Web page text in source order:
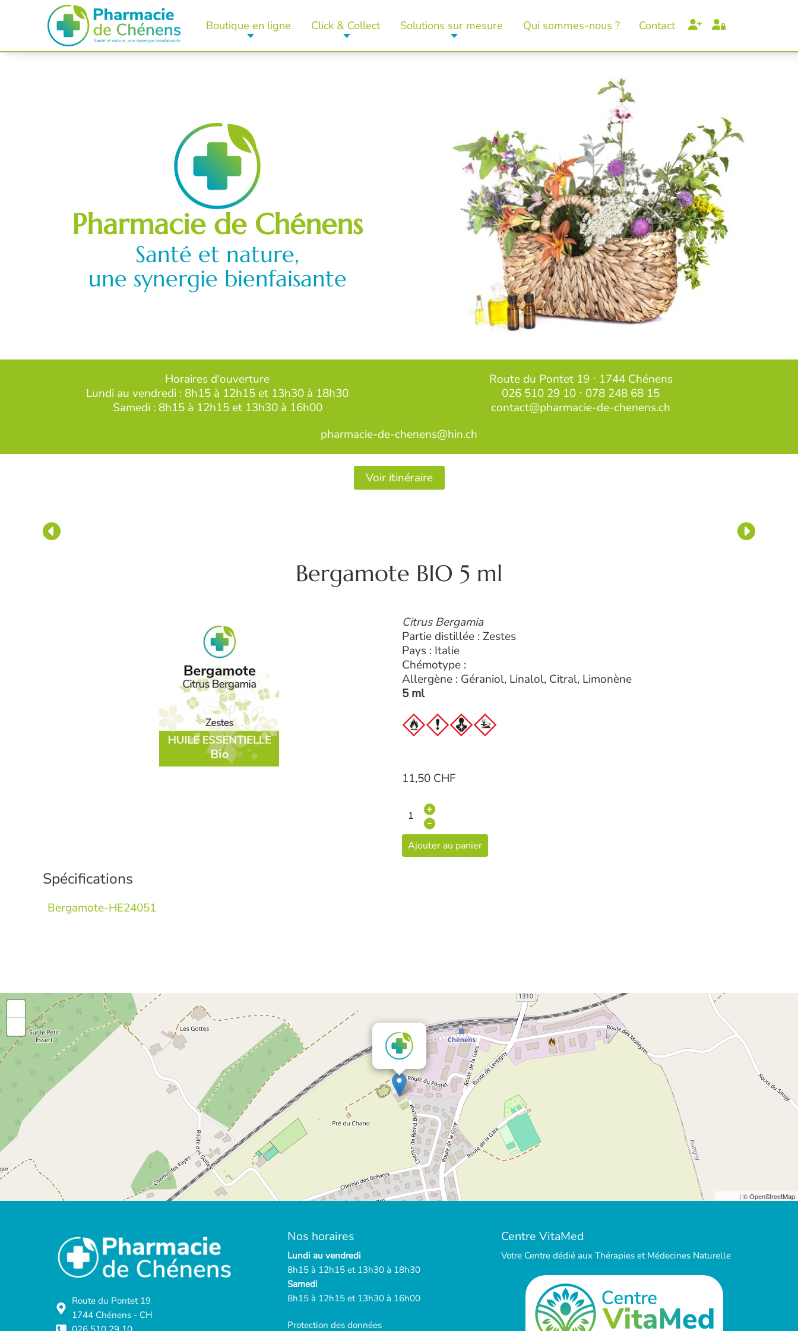
Boutique en ligne Click & Collect Solutions sur mesure Qui sommes-nous ? Contact
Pharmacie de Chénens
Santé et nature,
une synergie bienfaisante
Horaires d'ouverture
Lundi au vendredi : 8h15 à 12h15 et 13h30 à 18h30
Samedi : 8h15 à 12h15 et 13h30 à 16h00
Route du Pontet 19 ⋅ 1744 Chénens
026 510 29 10 ⋅ 078 248 68 15
contact@pharmacie-de-chenens.ch
pharmacie-de-chenens@hin.ch
Voir itinéraire
Bergamote BIO 5 ml
Citrus Bergamia
Partie distillée : Zestes
Pays : Italie
Chémotype :
Allergène : Géraniol, Linalol, Citral, Limonène
5 ml
11,50 CHF
Ajouter au panier
Spécifications
Bergamote-HE24051
| © OpenStreetMap
Route du Pontet 19
1744 Chénens - CH
Nos horaires
Lundi au vendredi
8h15 à 12h15 et 13h30 à 18h30
Samedi
8h15 à 12h15 et 13h30 à 16h00
Protection des données
Centre VitaMed
Votre Centre dédié aux Thérapies et Médecines Naturelle